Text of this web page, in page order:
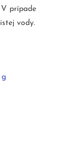
prípade
vody.
g